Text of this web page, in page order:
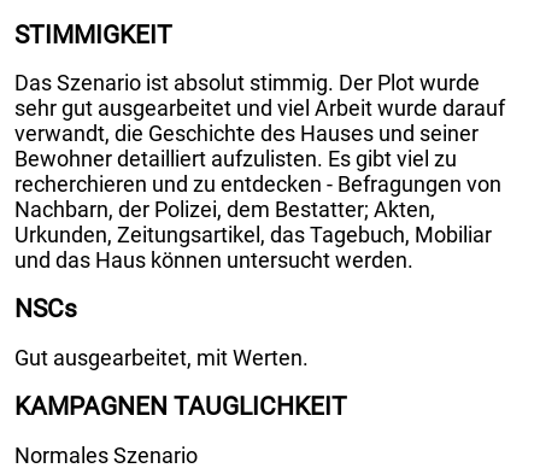
STIMMIGKEIT
Das Szenario ist absolut stimmig. Der Plot wurde
sehr gut ausgearbeitet und viel Arbeit wurde darauf
verwandt, die Geschichte des Hauses und seiner
Bewohner detailliert aufzulisten. Es gibt viel zu
recherchieren und zu entdecken - Befragungen von
Nachbarn, der Polizei, dem Bestatter; Akten,
Urkunden, Zeitungsartikel, das Tagebuch, Mobiliar
und das Haus können untersucht werden.
NSCs
Gut ausgearbeitet, mit Werten.
KAMPAGNEN TAUGLICHKEIT
Normales Szenario